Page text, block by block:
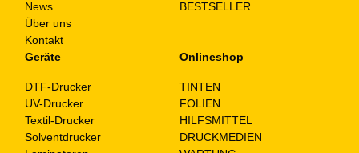
News
Über uns
Kontakt
BESTSELLER
Geräte
DTF-Drucker
UV-Drucker
Textil-Drucker
Solventdrucker
Onlineshop
TINTEN
FOLIEN
HILFSMITTEL
DRUCKMEDIEN